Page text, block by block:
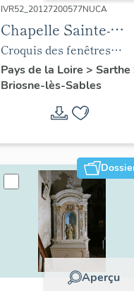
IVR52_20127200577NUCA
Chapelle Sainte-
Anne
Croquis des fenêtres
romanes et du bénitier et
profil du lambris de
couvrement, 1961.
Pays de la Loire > Sarthe
Briosne-lès-Sables
Aperçu